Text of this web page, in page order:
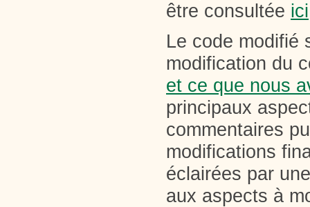
être consultée ici
Le code modifié
modification du
et ce que nous
principaux
commentaires
modifications
éclairées par
aux aspects à